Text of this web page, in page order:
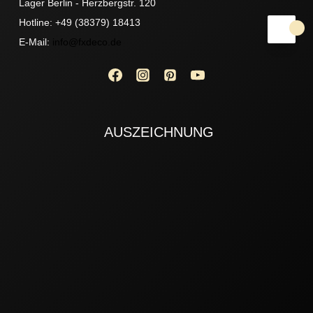
Lager Berlin - Herzbergstr. 120
Hotline: +49 (38379) 18413
E-Mail:
AUSZEICHNUNG